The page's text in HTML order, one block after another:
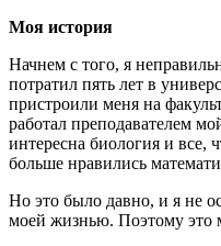
Моя история
Начнем с того, я
потратил пять лет в
пристроили меня на
работал преподавателем
интересна биология и все,
больше нравились
Но это было давно, и я не
моей жизнью. Поэтому это